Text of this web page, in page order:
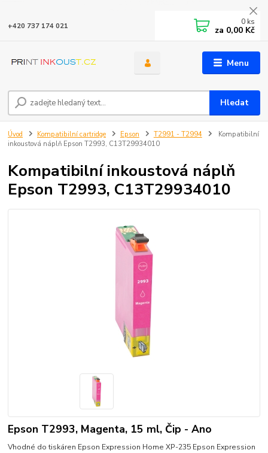
Menu
Hledat
+420 737 174 021 0 ks
za 0,00 Kč
Úvod Kompatibilní cartridge Epson T2991 - T2994
Kompatibilní
inkoustová náplň Epson T2993, C13T29934010
Kompatibilní inkoustová náplň
Epson T2993, C13T29934010
Epson T2993, Magenta, 15 ml, Čip - Ano
Vhodné do tiskáren Epson Expression Home XP-235 Epson Expression